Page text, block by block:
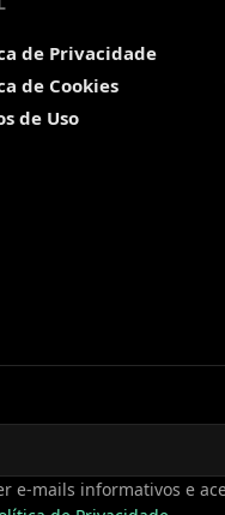
de Privacidade
de Cookies
de Uso
e-mails informativos e